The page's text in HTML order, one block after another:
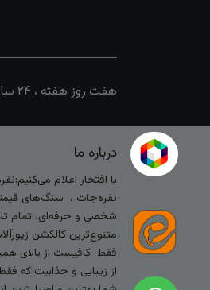
هفت روز هفته ، ۲۴ ساعت شبانه‌روز پاسخگوی شما هستیم
درباره ما
با افتخار اعلام
نقره‌جات ، سنگ‌های
شخصی و حرفه‌ای، تمام
متنوع‌ترین کالکشن
فقط کافیست از بالای
از زیبایی و جذابیت که